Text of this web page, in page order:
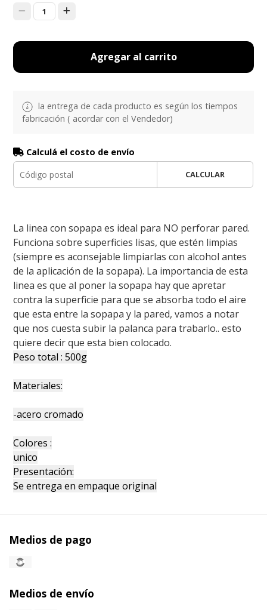
1
Agregar al carrito
la entrega de cada producto es según los tiempos
fabricación ( acordar con el Vendedor)
Calculá el costo de envío
CALCULAR
La linea con sopapa es ideal para NO perforar pared.
Funciona sobre superficies lisas, que estén limpias
(siempre es aconsejable limpiarlas con alcohol antes
de la aplicación de la sopapa). La importancia de esta
linea es que al poner la sopapa hay que apretar
contra la superficie para que se absorba todo el aire
que esta entre la sopapa y la pared, vamos a notar
que nos cuesta subir la palanca para trabarlo.. esto
quiere decir que esta bien colocado.
Peso total : 500g
Materiales:
-acero cromado
Colores :
unico
Presentación:
Se entrega en empaque original
Medios de pago
Medios de envío